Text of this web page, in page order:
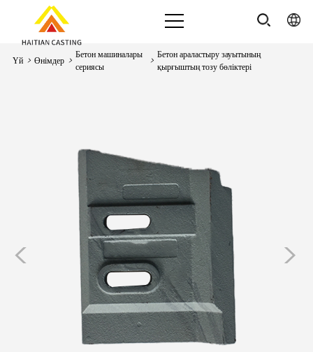
Үй > Өнімдер >
Бетон машиналары
сериясы
>
Бетон араластыру зауытының
қырғыштың тозу бөліктері
>
<